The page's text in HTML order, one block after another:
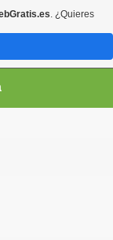
. ¿Quieres